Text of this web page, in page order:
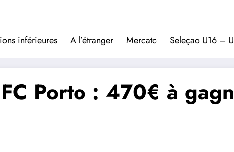
inférieures A l’étranger Mercato Seleçao U16 –
Porto : 470€ à